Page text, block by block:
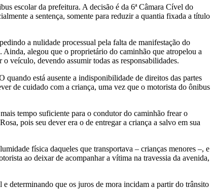
escolar da prefeitura. A decisão é da 6ª Câmara Cível do
a sentença, somente para reduzir a quantia fixada a título
a nulidade processual pela falta de manifestação do
alegou que o proprietário do caminhão que atropelou a
veículo, devendo assumir todas as responsabilidades.
está ausente a indisponibilidade de direitos das partes
de cuidado com a criança, uma vez que o motorista do ônibus
tempo suficiente para o condutor do caminhão frear o
pois seu dever era o de entregar a criança a salvo em sua
física daqueles que transportava – crianças menores –, e
ao deixar de acompanhar a vítima na travessia da avenida,
determinando que os juros de mora incidam a partir do trânsito